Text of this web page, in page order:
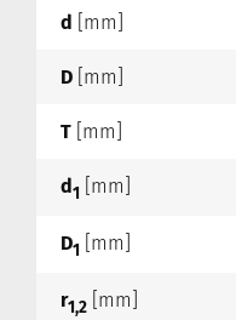
d [mm]
D [mm]
T [mm]
d1 [mm]
D1 [mm]
r1,2 [mm]